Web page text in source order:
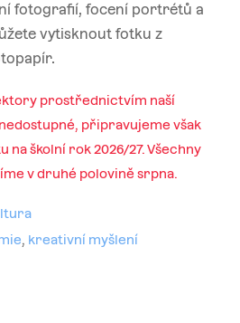
fotografií, focení portrétů a
vytisknout fotku z
prostřednictvím naší
připravujeme však
na školní rok 2026/27. Všechny
v druhé polovině srpna.
, kreativní myšlení